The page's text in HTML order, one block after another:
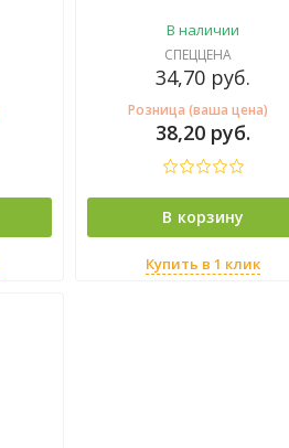
В наличии
СПЕЦЦЕНА
34,70 руб.
Розница (ваша цена)
38,20 руб.
В корзину
Купить в 1 клик